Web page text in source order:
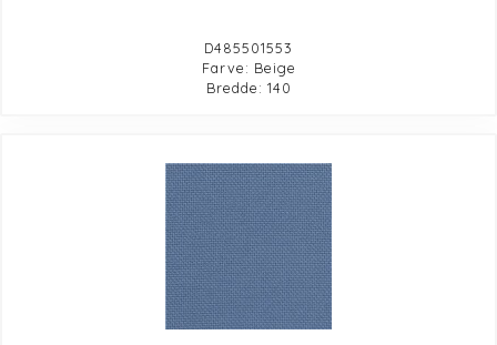
D485501553
Farve: Beige
Bredde: 140